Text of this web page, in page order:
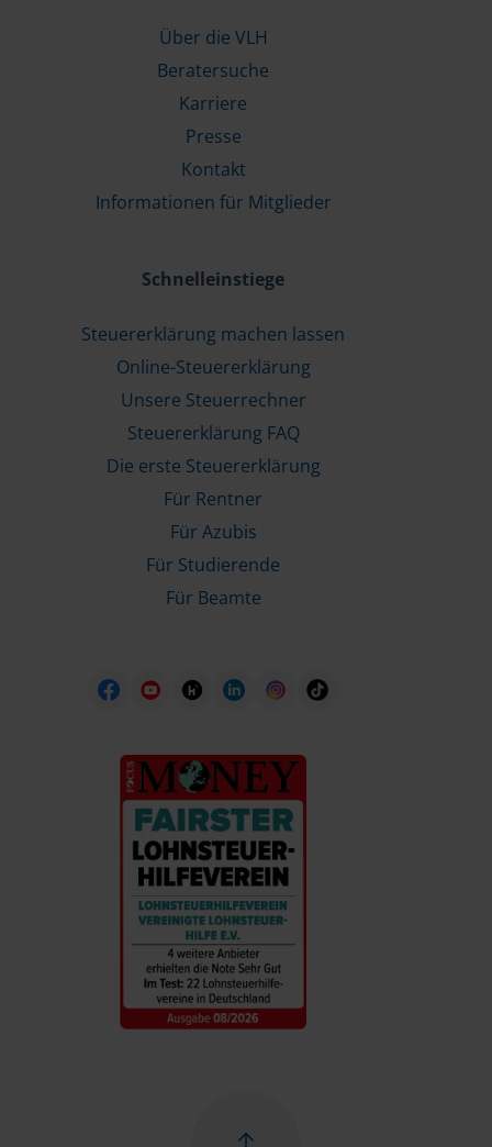
Über die VLH
Beratersuche
Karriere
Presse
Kontakt
Informationen für Mitglieder
Schnelleinstiege
Steuererklärung machen lassen
Online-Steuererklärung
Unsere Steuerrechner
Steuererklärung FAQ
Die erste Steuererklärung
Für Rentner
Für Azubis
Für Studierende
Für Beamte